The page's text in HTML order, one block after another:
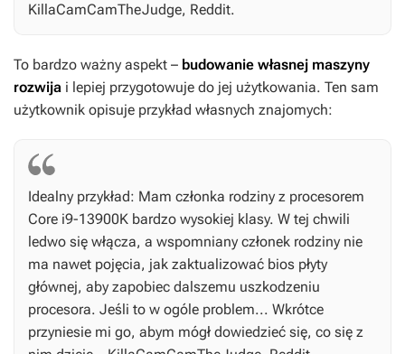
KillaCamCamTheJudge, Reddit.
To bardzo ważny aspekt – budowanie własnej maszyny
rozwija i lepiej przygotowuje do jej użytkowania. Ten sam
użytkownik opisuje przykład własnych znajomych:
Idealny przykład: Mam członka rodziny z procesorem
Core i9-13900K bardzo wysokiej klasy. W tej chwili
ledwo się włącza, a wspomniany członek rodziny nie
ma nawet pojęcia, jak zaktualizować bios płyty
głównej, aby zapobiec dalszemu uszkodzeniu
procesora. Jeśli to w ogóle problem... Wkrótce
przyniesie mi go, abym mógł dowiedzieć się, co się z